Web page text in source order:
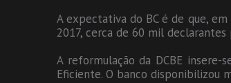
A expectativa do BC é de que,
2017, cerca de 60 mil
A reformulação da DCBE insere-
Eficiente. O banco disponibilizou